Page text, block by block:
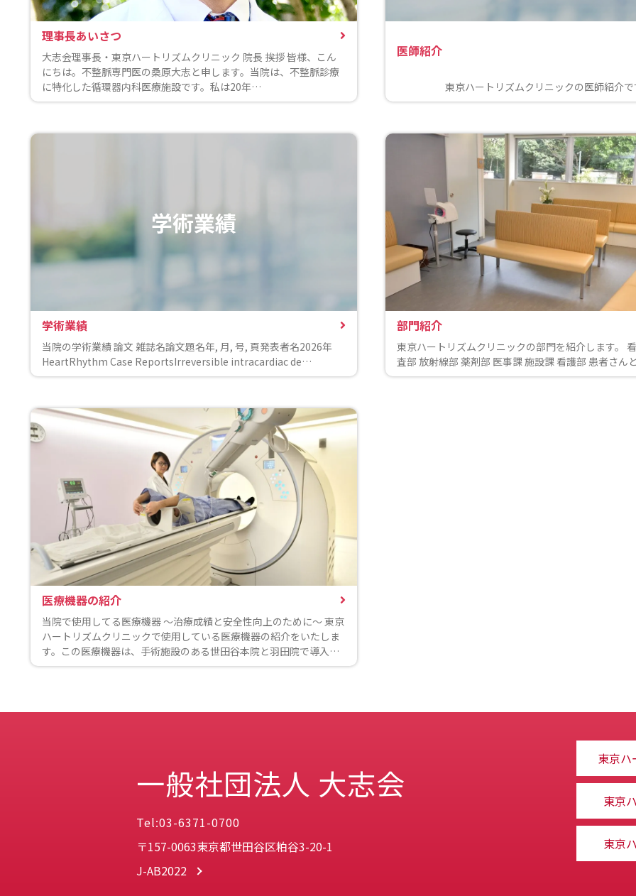
理事長あいさつ
大志会理事長・東京ハートリズムクリニック 院長 挨拶 皆様、こん
にちは。不整脈専門医の桑原大志と申します。当院は、不整脈診療
に特化した循環器内科医療施設です。私は20年…
医師紹介
東京ハートリズムクリニックの医師紹介で
学術業績
学術業績
当院の学術業績 論文 雑誌名論文題名年, 月, 号, 頁発表者名2026年
HeartRhythm Case ReportsIrreversible intracardiac de…
部門紹介
東京ハートリズムクリニックの部門を紹介します。
査部 放射線部 薬剤部 医事課 施設課 看護部 患者さん
医療機器の紹介
当院で使用してる医療機器 〜治療成績と安全性向上のために〜 東京
ハートリズムクリニックで使用している医療機器の紹介をいたしま
す。この医療機器は、手術施設のある世田谷本院と羽田院で導入…
一般社団法人 大志会
Tel:03-6371-0700
〒157-0063東京都世田谷区粕谷3-20-1
J-AB2022
東京
東京
東京